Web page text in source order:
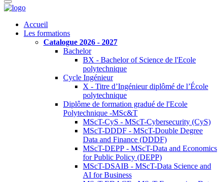
Accueil
Les formations
Catalogue 2026 - 2027
Bachelor
BX - Bachelor of Science de l'Ecole
polytechnique
Cycle Ingénieur
X - Titre d’Ingénieur diplômé de l’École
polytechnique
Diplôme de formation gradué de l'Ecole
Polytechnique -MSc&T
MScT-CyS - MScT-Cybersecurity (CyS)
MScT-DDDF - MScT-Double Degree
Data and Finance (DDDF)
MScT-DEPP - MScT-Data and Economics
for Public Policy (DEPP)
MScT-DSAIB - MScT-Data Science and
AI for Business